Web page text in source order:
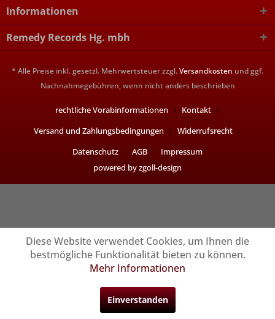
Informationen
Remedy Records Hg. mbh
* Alle Preise inkl. gesetzl. Mehrwertsteuer zzgl.Versandkosten und ggf.
Nachnahmegebühren, wenn nicht anders beschrieben
rechtliche Vorabinformationen
Kontakt
Versand und Zahlungsbedingungen
Widerrufsrecht
Datenschutz
AGB
Impressum
powered by zgoll-design
Diese Website verwendet Cookies, um Ihnen die
bestmögliche Funktionalität bieten zu können.
Mehr Informationen
Einverstanden